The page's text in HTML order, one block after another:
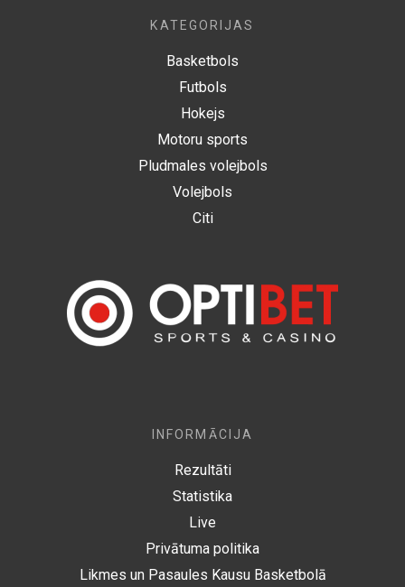
KATEGORIJAS
Basketbols
Futbols
Hokejs
Motoru sports
Pludmales volejbols
Volejbols
Citi
INFORMĀCIJA
Rezultāti
Statistika
Live
Privātuma politika
Likmes un Pasaules Kausu Basketbolā